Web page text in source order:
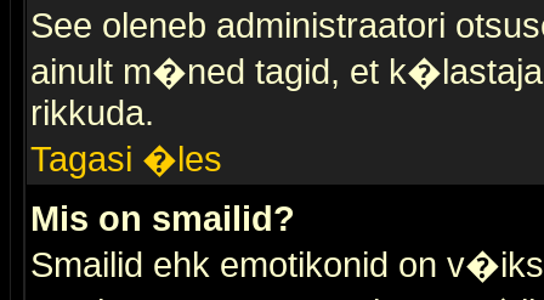
See oleneb administraatori
ainult m�ned tagid, et
rikkuda.
Tagasi �les
Mis on smailid?
Smailid ehk emotikonid on